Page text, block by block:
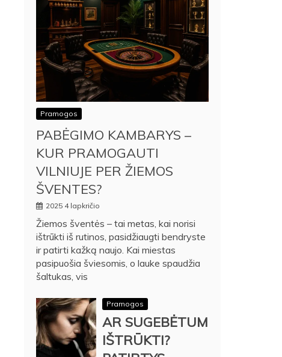
Pramogos
PABĖGIMO KAMBARYS –
KUR PRAMOGAUTI
VILNIUJE PER ŽIEMOS
ŠVENTES?
2025 4 lapkričio
Žiemos šventės – tai metas, kai norisi
ištrūkti iš rutinos, pasidžiaugti bendryste
ir patirti kažką naujo. Kai miestas
pasipuošia šviesomis, o lauke spaudžia
šaltukas, vis
Pramogos
AR SUGEBĖTUM
IŠTRŪKTI?